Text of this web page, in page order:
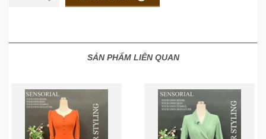
SẢN PHẨM LIÊN QUAN